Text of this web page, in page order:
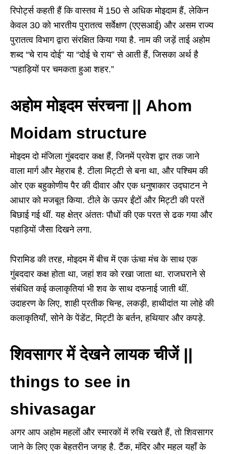
रिपोर्ट्स कहती हैं कि वास्तव में 150 से अधिक मोइदाम हैं, लेकिन
केवल 30 को भारतीय पुरातत्व सर्वेक्षण (एएसआई) और असम राज्य
पुरातत्व विभाग द्वारा संरक्षित किया गया है. नाम की जड़ें ताई अहोम
शब्द “चे राय दोई” या “दोई चे राय” से आती हैं, जिसका अर्थ है
“पहाड़ियों पर चमकता हुआ शहर.”
अहोम मोइदम संरचना || Ahom
Moidam structure
मोइदम दो मंजिला गुंबददार कक्ष हैं, जिनमें प्रवेश द्वार तक जाने
वाला मार्ग और मेहराब है. टीला मिट्टी से बना था, और पश्चिम की
ओर एक बहुकोणीय पैर की दीवार और एक धनुषाकार उद्घाटन ने
आधार को मजबूत किया. टीले के ऊपर ईंटों और मिट्टी की परतें
बिछाई गई थीं. यह क्षेत्र अंततः पौधों की एक परत से ढक गया और
पहाड़ियों जैसा दिखने लगा.
पिरामिड की तरह, मोइदम में बीच में एक ऊंचा मंच के साथ एक
गुंबददार कक्ष होता था, जहां शव को रखा जाता था. राजघराने से
संबंधित कई कलाकृतियां भी शव के साथ दफनाई जाती थीं.
उदाहरण के लिए, शाही प्रतीक चिन्ह, लकड़ी, हाथीदांत या लोहे की
कलाकृतियाँ, सोने के पेंडेंट, मिट्टी के बर्तन, हथियार और कपड़े.
शिवसागर में देखने लायक चीजें ||
things to see in
shivasagar
अगर आप अहोम महलों और स्मारकों में रुचि रखते हैं, तो शिवसागर
जाने के लिए एक बेहतरीन जगह है. टैंक, मंदिर और महल यहाँ के